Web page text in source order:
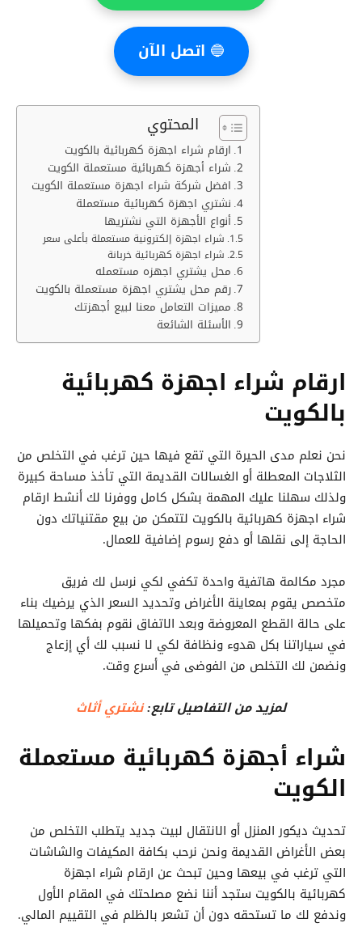
🔵 اتصل الآن
المحتوي
ارقام شراء اجهزة كهربائية بالكويت
شراء أجهزة كهربائية مستعملة الكويت
افضل شركة شراء اجهزة مستعملة الكويت
نشتري اجهزة كهربائية مستعملة
أنواع الأجهزة التي نشتريها
شراء اجهزة إلكترونية مستعملة بأعلى سعر
شراء اجهزة كهربائية خربانة
محل يشتري اجهزه مستعمله
رقم محل يشتري اجهزة مستعملة بالكويت
مميزات التعامل معنا لبيع أجهزتك
الأسئلة الشائعة
ارقام شراء اجهزة كهربائية
بالكويت
نحن نعلم مدى الحيرة التي تقع فيها حين ترغب في التخلص من
الثلاجات المعطلة أو الغسالات القديمة التي تأخذ مساحة كبيرة
ولذلك سهلنا عليك المهمة بشكل كامل ووفرنا لك أنشط ارقام
شراء اجهزة كهربائية بالكويت لتتمكن من بيع مقتنياتك دون
الحاجة إلى نقلها أو دفع رسوم إضافية للعمال.
مجرد مكالمة هاتفية واحدة تكفي لكي نرسل لك فريق
متخصص يقوم بمعاينة الأغراض وتحديد السعر الذي يرضيك بناء
على حالة القطع المعروضة وبعد الاتفاق نقوم بفكها وتحميلها
في سياراتنا بكل هدوء ونظافة لكي لا نسبب لك أي إزعاج
ونضمن لك التخلص من الفوضى في أسرع وقت.
لمزيد من التفاصيل تابع:نشتري أثاث
شراء أجهزة كهربائية مستعملة
الكويت
تحديث ديكور المنزل أو الانتقال لبيت جديد يتطلب التخلص من
بعض الأغراض القديمة ونحن نرحب بكافة المكيفات والشاشات
التي ترغب في بيعها وحين تبحث عن ارقام شراء اجهزة
كهربائية بالكويت ستجد أننا نضع مصلحتك في المقام الأول
وندفع لك ما تستحقه دون أن تشعر بالظلم في التقييم المالي.